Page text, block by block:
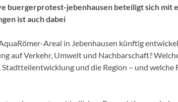
buergerprotest-jebenhausen beteiligt sich mit
ist auch dabei
Areal in Jebenhausen künftig
auf Verkehr, Umwelt und Nachbarschaft?
und die Region – und welche